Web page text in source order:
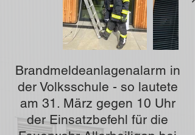
Brandmeldeanlagenalarm in
der Volksschule - so lautete
am 31. März gegen 10 Uhr
der Einsatzbefehl für die